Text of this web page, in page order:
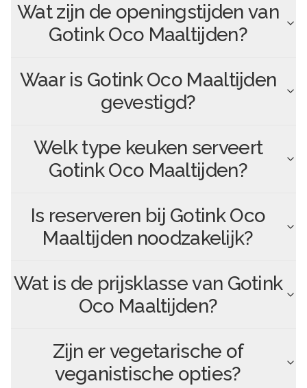
Wat zijn de openingstijden van
Gotink Oco Maaltijden?
Waar is Gotink Oco Maaltijden
gevestigd?
Welk type keuken serveert
Gotink Oco Maaltijden?
Is reserveren bij Gotink Oco
Maaltijden noodzakelijk?
Wat is de prijsklasse van Gotink
Oco Maaltijden?
Zijn er vegetarische of
veganistische opties?